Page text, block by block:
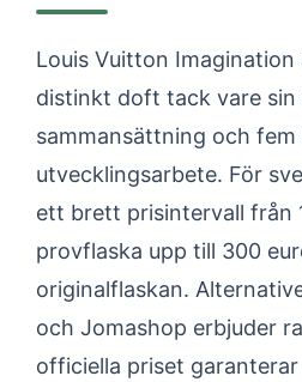
Louis Vuitton Imagination
distinkt doft tack vare sin
sammansättning och fem
utvecklingsarbete. För
ett brett prisintervall från
provflaska upp till 300
originalflaskan.
och Jomashop erbjuder
officiella priset